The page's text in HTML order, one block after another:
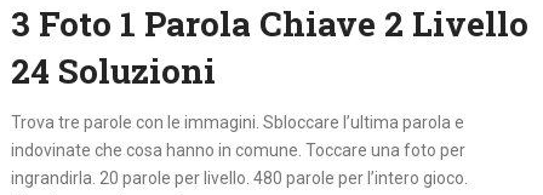
3 Foto 1 Parola Chiave 2 Livello
24 Soluzioni
Trova tre parole con le immagini. Sbloccare l’ultima parola e
indovinate che cosa hanno in comune. Toccare una foto per
ingrandirla. 20 parole per livello. 480 parole per l’intero gioco.